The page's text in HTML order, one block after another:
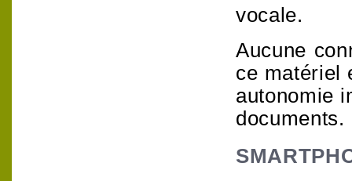
vocale.
Aucune
ce matériel
autonomie
documents.